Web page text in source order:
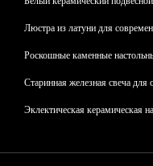
Люстрa из латуни для
Роскошные каменные
Старинная железная свеча для
Эклектическая керамическая